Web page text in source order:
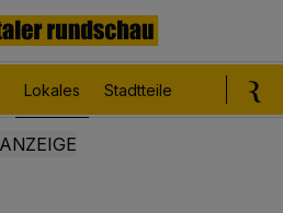
Lokales Stadtteile